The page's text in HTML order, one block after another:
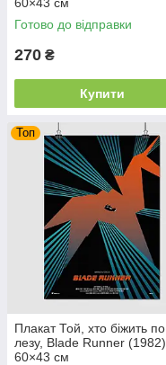
Готово до відправки
270 ₴
Купити
Топ
Плакат Той, хто біжить по
лезу, Blade Runner (1982),
60×43 см